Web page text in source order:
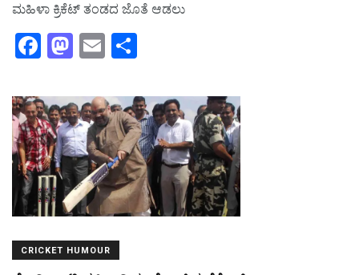
ಮಹಿಳಾ ಕ್ರಿಕೆಟ್‌ ತಂಡದ ಜೊತೆ ಆಡಲು
F
a
c
e
b
o
o
k
M
a
st
o
d
o
n
E
m
ai
l
ar
e
CRICKET HUMOUR